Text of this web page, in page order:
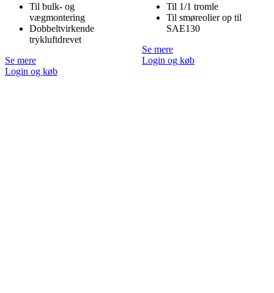
Til bulk- og
vægmontering
Dobbeltvirkende
trykluftdrevet
Se mere
Login og køb
Til 1/1 tromle
Til smøreolier op til
SAE130
Se mere
Login og køb